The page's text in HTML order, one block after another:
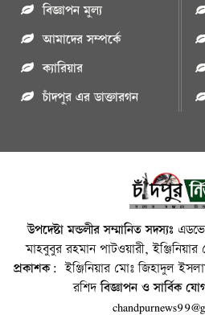
বিজ্ঞাপন মুল্য
আমাদের সম্পর্কে
ক্যারিয়ার
চাঁদপুর এর ডাক্তারগন
উপদেষ্টা মন্ডলীর সম্মানিত সদস্যঃ
মাহবুবুর রহমান পাটওয়ারী,
প্রকাশক: ইঞ্জিনিয়ার মোঃ জিহাদুল
রশিদবিজ্ঞাপন ও সার্বিক